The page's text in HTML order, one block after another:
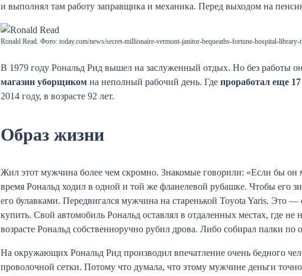
и выполнял там работу заправщика и механика. Перед выходом на
Ronald Read. Фото: today.com/news/secret-millionaire-vermont-janitor-bequeaths-fortune-hospital-library-
В 1979 году Рональд Рид вышел на заслуженный отдых. Но без работы
магазин уборщиком на неполный рабочий день. Где проработал еще 17
2014 году, в возрасте 92 лет.
Образ жизни
Жил этот мужчина более чем скромно. Знакомые говорили: «Если бы он
время Рональд ходил в одной и той же фланелевой рубашке. Чтобы его
его булавками. Передвигался мужчина на старенькой Toyota Yaris. Это
купить. Свой автомобиль Рональд оставлял в отдаленных местах, где
возрасте Рональд собственноручно рубил дрова. Либо собирал палки по
На окружающих Рональд Рид производил впечатление очень бедного
проволочной сетки. Потому что думала, что этому мужчине деньги